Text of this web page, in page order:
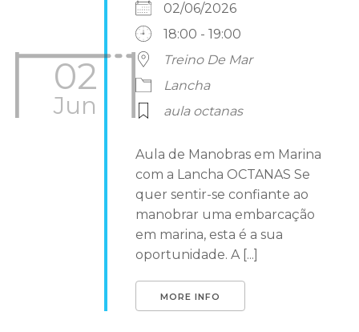
02
Jun
02/06/2026
18:00 - 19:00
Treino De Mar
Lancha
aula octanas
Aula de Manobras em Marina
com a Lancha OCTANAS Se
quer sentir-se confiante ao
manobrar uma embarcação
em marina, esta é a sua
oportunidade. A [...]
MORE INFO